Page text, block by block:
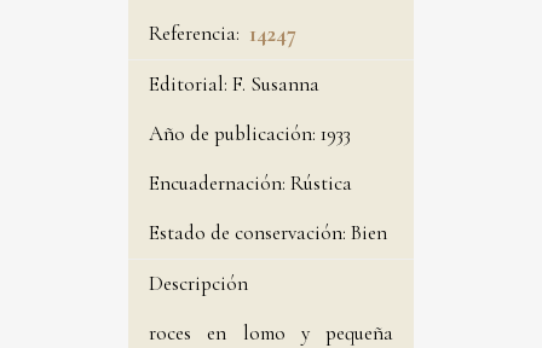
Referencia: 14247
Editorial: F. Susanna
Año de publicación: 1933
Encuadernación: Rústica
Estado de conservación: Bien
Descripción
roces en lomo y pequeña